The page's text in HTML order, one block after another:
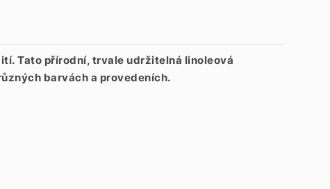
Tato přírodní, trvale udržitelná linoleová
barvách a provedeních.